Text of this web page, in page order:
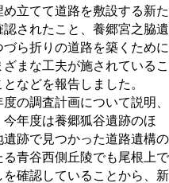
め立てて道路を敷設する新た
認されたこと、養郷宮之脇遺
ら折りの道路を築くために
まな工夫が施されているこ
などを報告しました。
の調査計画について説明、
年度は養郷狐谷遺跡のほ
跡で見つかった道路遺構の
青谷西側丘陵でも尾根上で
を確認していることから、新